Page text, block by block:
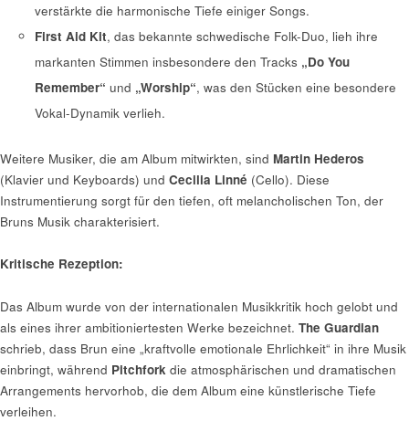
verstärkte die harmonische Tiefe einiger Songs.
First Aid Kit, das bekannte schwedische Folk-Duo, lieh ihre
markanten Stimmen insbesondere den Tracks „Do You
Remember“ und „Worship“, was den Stücken eine besondere
Vokal-Dynamik verlieh.
Weitere Musiker, die am Album mitwirkten, sind Martin Hederos
(Klavier und Keyboards) und Cecilia Linné (Cello). Diese
Instrumentierung sorgt für den tiefen, oft melancholischen Ton, der
Bruns Musik charakterisiert.
Kritische Rezeption:
Das Album wurde von der internationalen Musikkritik hoch gelobt und
als eines ihrer ambitioniertesten Werke bezeichnet. The Guardian
schrieb, dass Brun eine „kraftvolle emotionale Ehrlichkeit“ in ihre Musik
einbringt, während Pitchfork die atmosphärischen und dramatischen
Arrangements hervorhob, die dem Album eine künstlerische Tiefe
verleihen.